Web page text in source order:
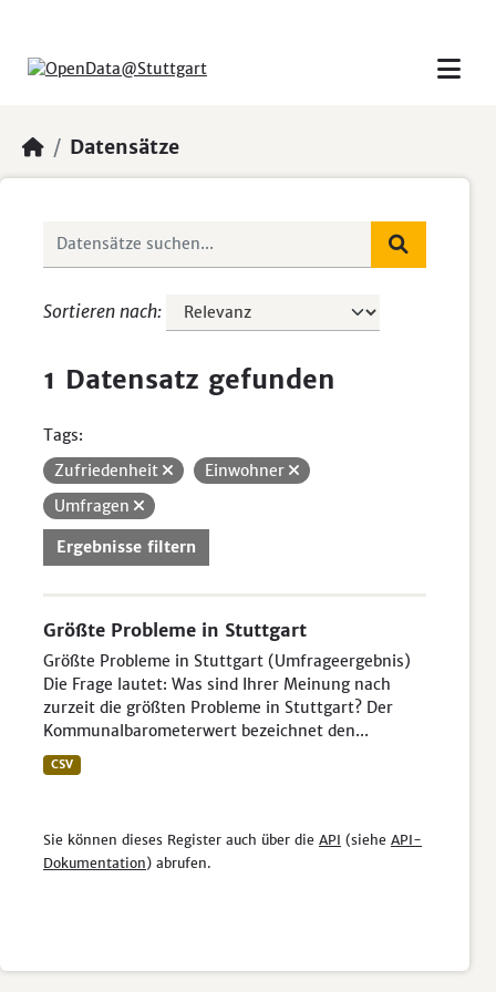
Datensätze
Sortieren nach
1 Datensatz gefunden
Tags:
Zufriedenheit
Einwohner
Umfragen
Ergebnisse filtern
Größte Probleme in Stuttgart
Größte Probleme in Stuttgart (Umfrageergebnis)
Die Frage lautet: Was sind Ihrer Meinung nach
zurzeit die größten Probleme in Stuttgart? Der
Kommunalbarometerwert bezeichnet den...
CSV
Sie können dieses Register auch über die API (siehe API-
Dokumentation) abrufen.